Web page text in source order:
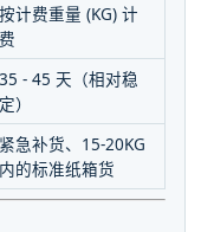
按计费重量 (KG) 计
费
35 - 45 天（相对稳
定）
紧急补货、15-20KG
内的标准纸箱货